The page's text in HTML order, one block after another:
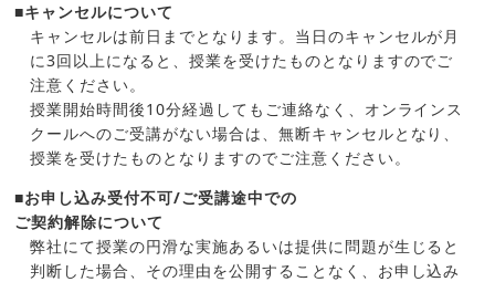
■キャンセルについて
キャンセルは前日までとなります。当日のキャンセルが月
に3回以上になると、授業を受けたものとなりますのでご
注意ください。
授業開始時間後10分経過してもご連絡なく、オンラインス
クールへのご受講がない場合は、無断キャンセルとなり、
授業を受けたものとなりますのでご注意ください。
■お申し込み受付不可/ご受講途中での
ご契約解除について
弊社にて授業の円滑な実施あるいは提供に問題が生じると
判断した場合、その理由を公開することなく、お申し込み